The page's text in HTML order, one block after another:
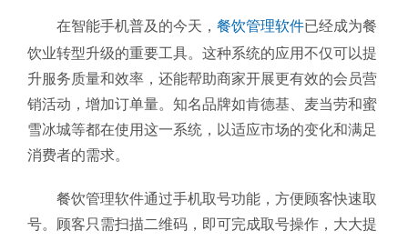
在智能手机普及的今天， 餐饮管理软件已经成为餐
饮业转型升级的重要工具。这种系统的应用不仅可以提
升服务质量和效率，还能帮助商家开展更有效的会员营
销活动，增加订单量。知名品牌如肯德基、麦当劳和蜜
雪冰城等都在使用这一系统，以适应市场的变化和满足
消费者的需求。
餐饮管理软件通过手机取号功能，方便顾客快速取
号。顾客只需扫描二维码，即可完成取号操作，大大提